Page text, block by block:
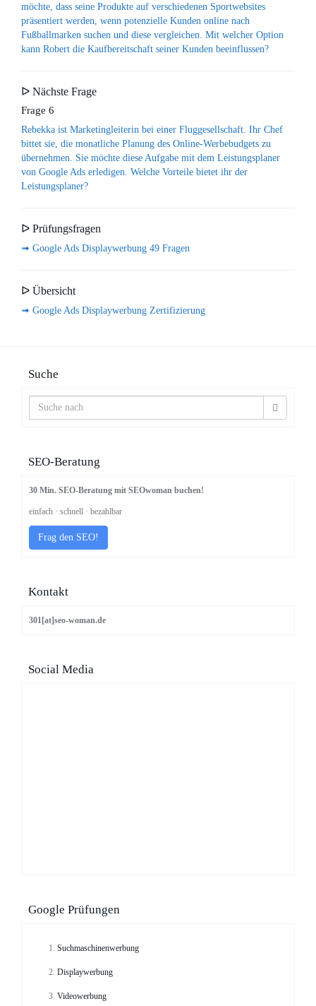
möchte, dass seine Produkte auf verschiedenen Sportwebsites
präsentiert werden, wenn potenzielle Kunden online nach
Fußballmarken suchen und diese vergleichen. Mit welcher Option
kann Robert die Kaufbereitschaft seiner Kunden beeinflussen?
ᐅ Nächste Frage
Frage 6
Rebekka ist Marketingleiterin bei einer Fluggesellschaft. Ihr Chef
bittet sie, die monatliche Planung des Online-Werbebudgets zu
übernehmen. Sie möchte diese Aufgabe mit dem Leistungsplaner
von Google Ads erledigen. Welche Vorteile bietet ihr der
Leistungsplaner?
ᐅ Prüfungsfragen
➟ Google Ads Displaywerbung 49 Fragen
ᐅ Übersicht
➟ Google Ads Displaywerbung Zertifizierung
Suche
SEO-Beratung
30 Min. SEO-Beratung mit SEOwoman buchen!
einfach · schnell · bezahlbar
Frag den SEO!
Kontakt
301[at]seo-woman.de
Social Media
Google Prüfungen
Suchmaschinenwerbung
Displaywerbung
Videowerbung